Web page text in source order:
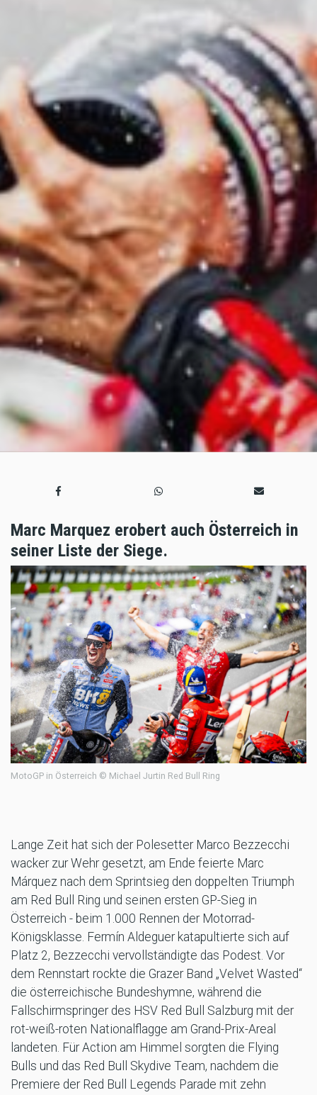
Marc Marquez erobert auch Österreich in
seiner Liste der Siege.
MotoGP in Österreich © Michael Jurtin Red Bull Ring
Lange Zeit hat sich der Polesetter Marco Bezzecchi
wacker zur Wehr gesetzt, am Ende feierte Marc
Márquez nach dem Sprintsieg den doppelten Triumph
am Red Bull Ring und seinen ersten GP-Sieg in
Österreich - beim 1.000 Rennen der Motorrad-
Königsklasse. Fermín Aldeguer katapultierte sich auf
Platz 2, Bezzecchi vervollständigte das Podest. Vor
dem Rennstart rockte die Grazer Band „Velvet Wasted“
die österreichische Bundeshymne, während die
Fallschirmspringer des HSV Red Bull Salzburg mit der
rot-weiß-roten Nationalflagge am Grand-Prix-Areal
landeten. Für Action am Himmel sorgten die Flying
Bulls und das Red Bull Skydive Team, nachdem die
Premiere der Red Bull Legends Parade mit zehn